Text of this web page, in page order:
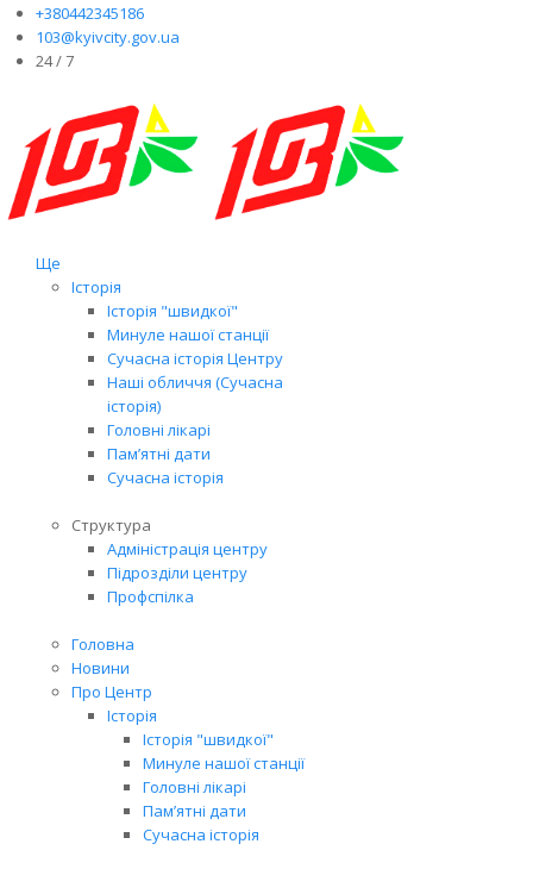
+380442345186
103@kyivcity.gov.ua
24 / 7
Ще
Історія
Історія "швидкої"
Минуле нашої станції
Сучасна історія Центру
Наші обличчя (Сучасна
історія)
Головні лікарі
Пам’ятні дати
Сучасна історія
Структура
Адміністрація центру
Підрозділи центру
Профспілка
Головна
Новини
Про Центр
Історія
Історія "швидкої"
Минуле нашої станції
Головні лікарі
Пам’ятні дати
Сучасна історія